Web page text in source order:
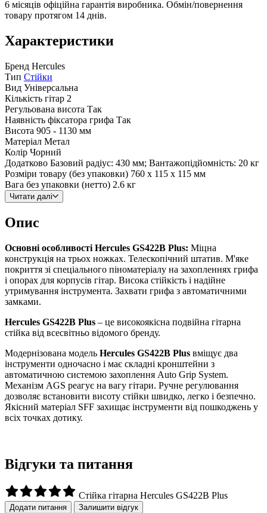
6 місяців офіційна гарантія виробника. Обмін/повернення
товару протягом 14 днів.
Характеристики
Бренд Hercules
Тип Стійки
Вид Універсальна
Кількість гітар 2
Регульована висота Так
Наявність фіксатора грифа Так
Висота 905 - 1130 мм
Матеріал Метал
Колір Чорний
Додатково Базовий радіус: 430 мм; Вантажопідйомність: 20 кг
Розміри товару (без упаковки) 760 х 115 х 115 мм
Вага без упаковки (нетто) 2.6 кг
Читати далі
Опис
Основні особливості Hercules GS422B Plus: Міцна
конструкція на трьох ножках. Телескопічний штатив. М'яке
покриття зі спеціального піноматеріалу на захопленнях грифа
і опорах для корпусів гітар. Висока стійкість і надійне
утримування інструмента. Захвати грифа з автоматичними
замками.
Hercules GS422B Plus – це високоякісна подвійна гітарна
стійка від всесвітньо відомого бренду.
Модернізована модель Hercules GS422B Plus вміщує два
інструменти одночасно і має складні кронштейни з
автоматичною системою захоплення Auto Grip System.
Механізм AGS реагує на вагу гітари. Ручне регулювання
дозволяє встановити висоту стійки швидко, легко і безпечно.
Якісний матеріал SFF захищає інструменти від пошкоджень у
всіх точках дотику.
Відгуки та питання
Стійка гітарна Hercules GS422B Plus
Додати питання Залишити відгук